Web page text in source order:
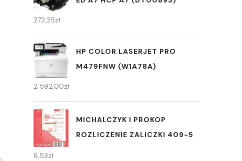
272,25zł
HP COLOR LASERJET PRO
M479FNW (W1A78A)
2 592,00zł
MICHALCZYK I PROKOP
ROZLICZENIE ZALICZKI 409-5
6,53zł